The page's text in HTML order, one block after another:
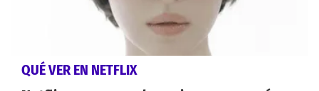
QUÉ VER EN NETFLIX